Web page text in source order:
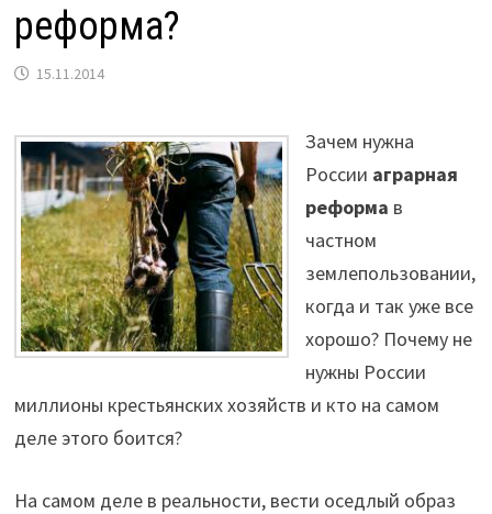
реформа?
15.11.2014
Зачем нужна
России аграрная
реформа в
частном
землепользовании,
когда и так уже все
хорошо? Почему не
нужны России
миллионы крестьянских хозяйств и кто на самом
деле этого боится?
На самом деле в реальности, вести оседлый образ